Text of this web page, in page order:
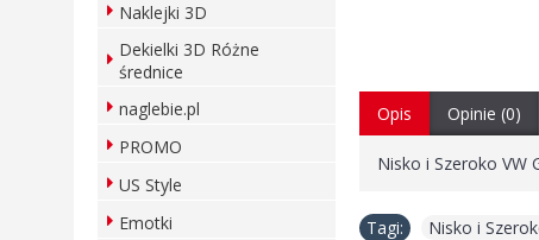
Naklejki 3D
Dekielki 3D Różne
średnice
naglebie.pl
PROMO
US Style
Emotki
Opis Opinie (0)
Nisko i Szeroko VW
Tagi: Nisko i